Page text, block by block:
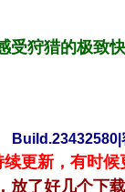
受狩猎的极致
Build.23432580|
更新，有时
放了好几个下